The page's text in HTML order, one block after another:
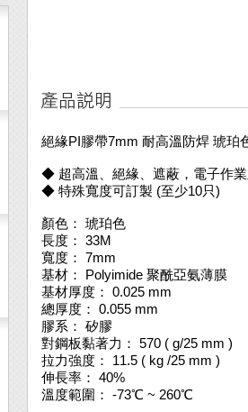
絕緣PI膠帶7mm 耐高溫防焊 琥珀
◆ 超高溫、絕緣、遮蔽，電子作
◆ 特殊寬度可訂製 (至少10只)
顏色： 琥珀色
長度： 33M
寬度： 7mm
基材： Polyimide 聚酰亞氨薄膜
基材厚度： 0.025 mm
總厚度： 0.055 mm
膠系： 矽膠
對鋼板黏著力： 570 ( g/25 mm )
拉力強度： 11.5 ( kg /25 mm )
伸長率： 40%
溫度範圍： -73℃ ~ 260℃